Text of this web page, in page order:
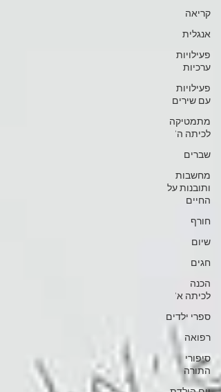
קריאה
אנגלית
פעילויות
ערכיות
פעילויות
עם שירים
מתמטיקה
לכיתה ה'
שברים
מחשבות
ותובנות על
החיים
חורף
שיום
חגים
הכנה
לכיתה א'
ספרי ילדים
רפואה
סיפורי
התורה